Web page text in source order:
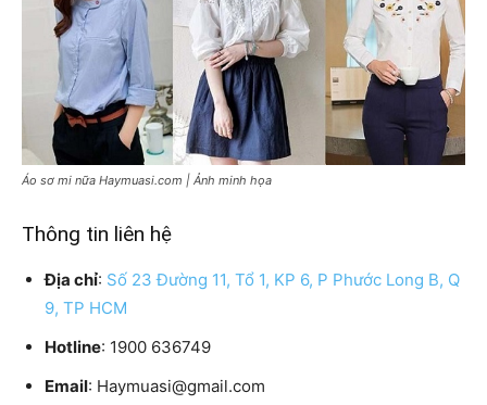
Áo sơ mi nữa Haymuasi.com | Ảnh minh họa
Thông tin liên hệ
Địa chỉ: Số 23 Đường 11, Tổ 1, KP 6, P Phước Long B, Q
9, TP HCM
Hotline: 1900 636749
Email: Haymuasi@gmail.com